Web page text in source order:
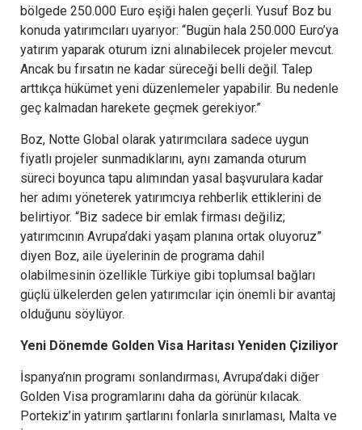
bölgede 250.000 Euro eşiği halen geçerli. Yusuf Boz bu
konuda yatırımcıları uyarıyor: “Bugün hala 250.000 Euro’ya
yatırım yaparak oturum izni alınabilecek projeler mevcut.
Ancak bu fırsatın ne kadar süreceği belli değil. Talep
arttıkça hükümet yeni düzenlemeler yapabilir. Bu nedenle
geç kalmadan harekete geçmek gerekiyor.”
Boz, Notte Global olarak yatırımcılara sadece uygun
fiyatlı projeler sunmadıklarını, aynı zamanda oturum
süreci boyunca tapu alımından yasal başvurulara kadar
her adımı yöneterek yatırımcıya rehberlik ettiklerini de
belirtiyor. “Biz sadece bir emlak firması değiliz;
yatırımcının Avrupa’daki yaşam planına ortak oluyoruz”
diyen Boz, aile üyelerinin de programa dahil
olabilmesinin özellikle Türkiye gibi toplumsal bağları
güçlü ülkelerden gelen yatırımcılar için önemli bir avantaj
olduğunu söylüyor.
Yeni Dönemde Golden Visa Haritası Yeniden Çiziliyor
İspanya’nın programı sonlandırması, Avrupa’daki diğer
Golden Visa programlarını daha da görünür kılacak.
Portekiz’in yatırım şartlarını fonlarla sınırlaması, Malta ve